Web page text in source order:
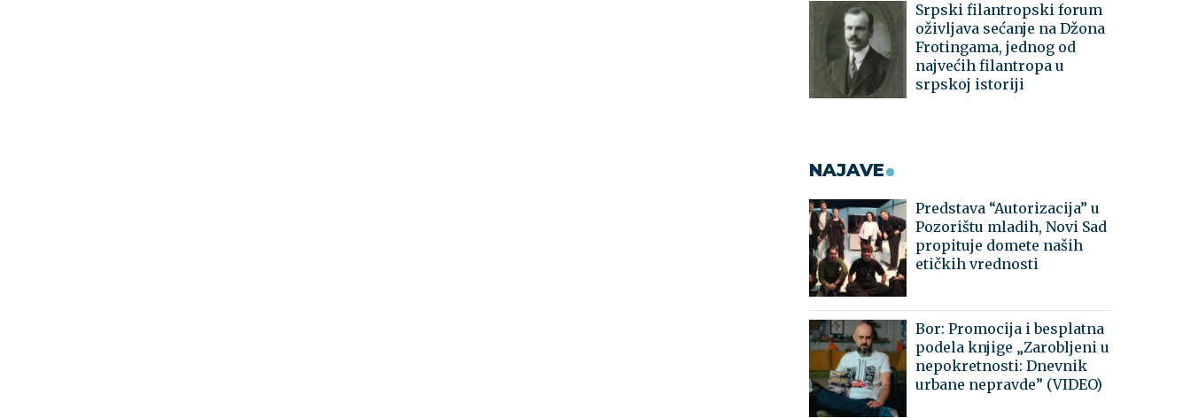
Srpski filantropski forum
oživljava sećanje na Džona
Frotingama, jednog od
najvećih filantropa u
srpskoj istoriji
NAJAVE
Predstava “Autorizacija” u
Pozorištu mladih, Novi Sad
propituje domete naših
etičkih vrednosti
Bor: Promocija i besplatna
podela knjige „Zarobljeni u
nepokretnosti: Dnevnik
urbane nepravde” (VIDEO)